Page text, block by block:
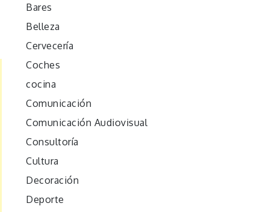
Bares
Belleza
Cervecería
Coches
cocina
Comunicación
Comunicación Audiovisual
Consultoría
Cultura
Decoración
Deporte